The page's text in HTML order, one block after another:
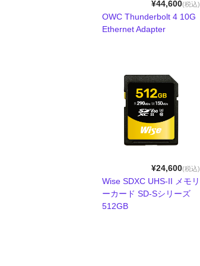
¥44,600(税込)
OWC Thunderbolt 4 10G
Ethernet Adapter
¥24,600(税込)
Wise SDXC UHS-II メモリ
ーカード SD-Sシリーズ
512GB